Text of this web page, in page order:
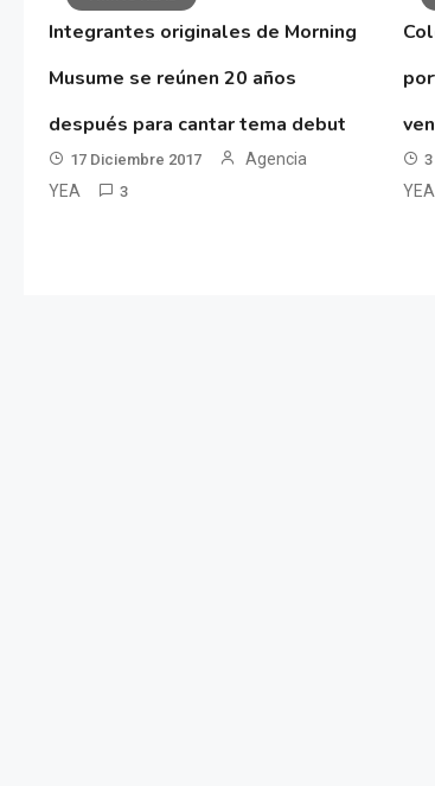
Integrantes originales de Morning
Musume se reúnen 20 años
después para cantar tema debut
17 Diciembre 2017
Agencia
YEA
3
YEA